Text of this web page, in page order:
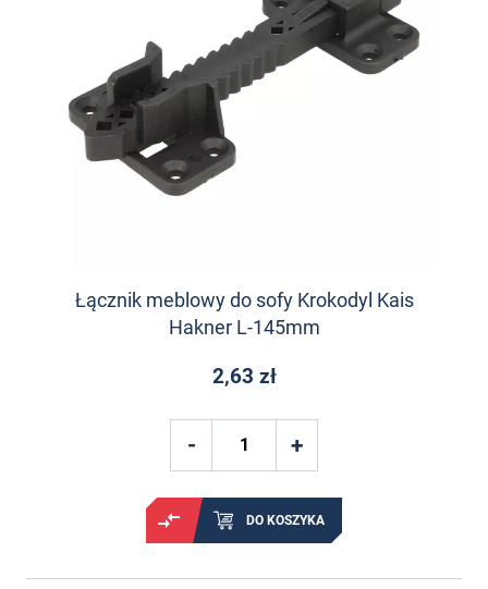
Łącznik meblowy do sofy Krokodyl Kais
Hakner L-145mm
2,63 zł
DO KOSZYKA